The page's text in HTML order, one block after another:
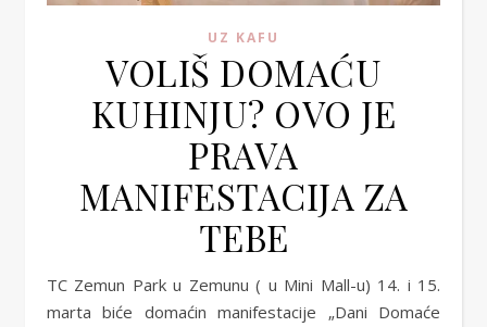
UZ KAFU
VOLIŠ DOMAĆU
KUHINJU? OVO JE
PRAVA
MANIFESTACIJA ZA
TEBE
TC Zemun Park u Zemunu ( u Mini Mall-u) 14. i 15.
marta biće domaćin manifestacije „Dani Domaće